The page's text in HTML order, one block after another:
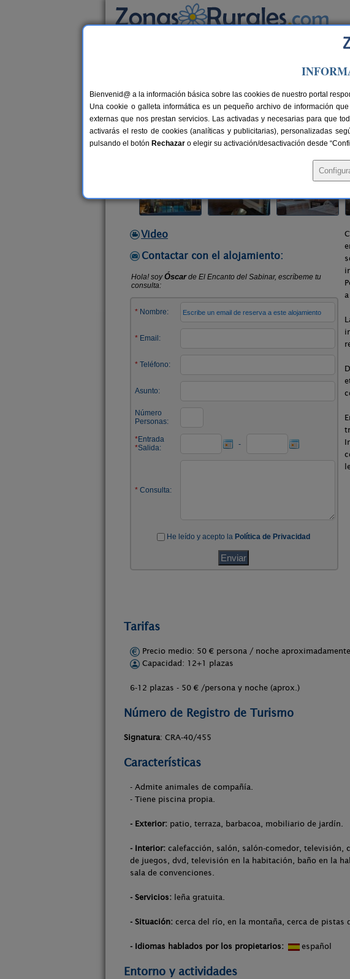
Busca por
> El Encanto del
El Encanto del Sabinar
Casa Rural en Casla (Segovia)
Alquiler completo 12+1 plazas 50 km de Segovia
Video
Contactar con el alojamiento:
Tarifas
Precio medio: 50 € persona / noche aproximadamente
Capacidad: 12+1 plazas
6-12 plazas - 50 € /persona y noche (aprox.)
Número de Registro de Turismo
Signatura: CRA-40/455
Características
- Admite animales de compañía.
- Tiene piscina propia.
- Exterior: patio, terraza, barbacoa, mobiliario de jardín.
- Interior: calefacción, salón, salón-comedor, televisión,
de juegos, dvd, televisión en la habitación, baño en la
sala de convenciones.
- Servicios: leña gratuita.
- Situación: cerca del río, en la montaña, cerca de pistas
- Idiomas hablados por los propietarios: español
Entorno y actividades
Bienvenid@ a la información básica sobre las cookies de nuestro portal
Una cookie o galleta informática es un pequeño archivo de información
externas que nos prestan servicios. Las activadas y necesarias para que
activarás el resto de cookies (analíticas y publicitarias), personalizadas
pulsando el botón Rechazar o elegir su activación/desactivación desde